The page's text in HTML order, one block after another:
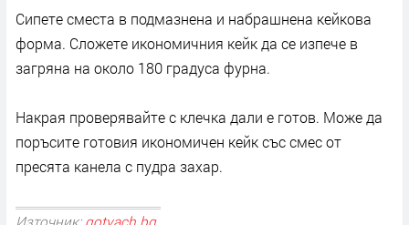
Сипете сместа в подмазнена и набрашнена кейкова
форма. Сложете икономичния кейк да се изпече в
загряна на около 180 градуса фурна.
Накрая проверявайте с клечка дали е готов. Може да
поръсите готовия икономичен кейк със смес от
пресята канела с пудра захар.
Източник: gotvach.bg